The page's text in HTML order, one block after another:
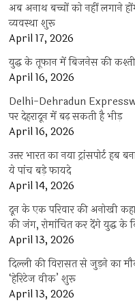
अब अनाथ बच्चों को नहीं लगाने
व्यवस्था शुरू
April 17, 2026
युद्ध के तूफान में बिजनेस की कश्ती
April 16, 2026
Delhi-Dehradun
पर देहरादून में बढ़ सकती है भीड़
April 16, 2026
उत्तर भारत का नया ट्रांसपोर्ट हब
ये पांच बड़े फायदे
April 14, 2026
दून के एक परिवार की अनोखी
की जंग, रोमांचित कर देंगे युद्ध के
April 13, 2026
दिल्ली की विरासत से जुड़ने का
‘हेरिटेज वीक’ शुरू
April 13, 2026